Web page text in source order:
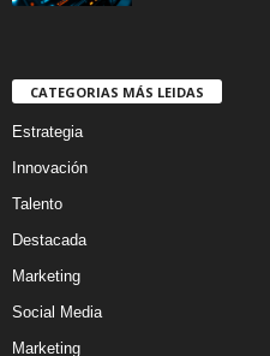
CATEGORIAS MÁS LEIDAS
Estrategia
Innovación
Talento
Destacada
Marketing
Social Media
Marketing